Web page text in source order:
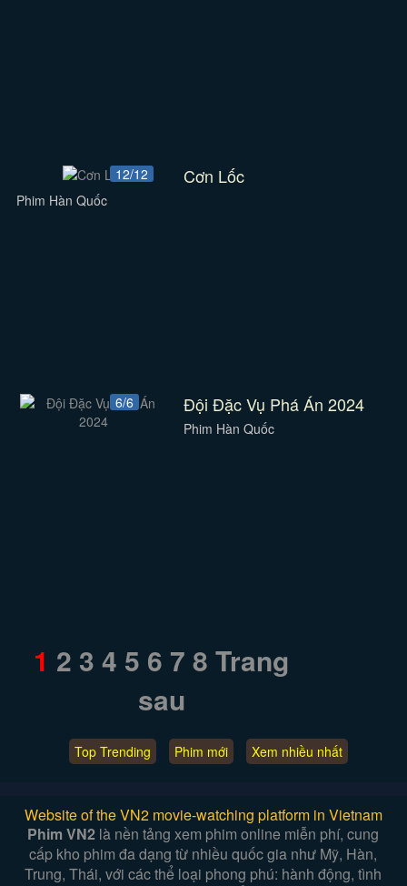
12/12 Cơn Lốc
Phim Hàn Quốc
6/6 Đội Đặc Vụ Phá Án 2024
Phim Hàn Quốc
1 2 3 4 5 6 7 8 Trang
sau
Top Trending Phim mới Xem nhiều nhất
Website of the VN2 movie-watching platform in Vietnam
Phim VN2 là nền tảng xem phim online miễn phí, cung
cấp kho phim đa dạng từ nhiều quốc gia như Mỹ, Hàn,
Trung, Thái, với các thể loại phong phú: hành động, tình